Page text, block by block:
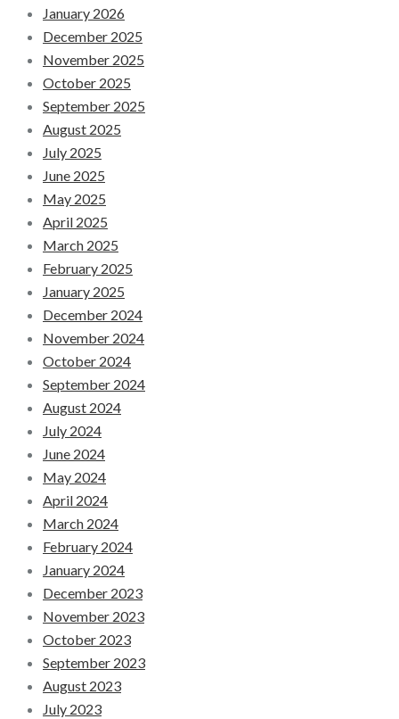
January 2026
December 2025
November 2025
October 2025
September 2025
August 2025
July 2025
June 2025
May 2025
April 2025
March 2025
February 2025
January 2025
December 2024
November 2024
October 2024
September 2024
August 2024
July 2024
June 2024
May 2024
April 2024
March 2024
February 2024
January 2024
December 2023
November 2023
October 2023
September 2023
August 2023
July 2023